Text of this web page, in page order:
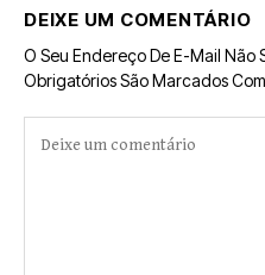
DEIXE UM COMENTÁRIO
O Seu Endereço De E-Mail Não
Obrigatórios São Marcados Com